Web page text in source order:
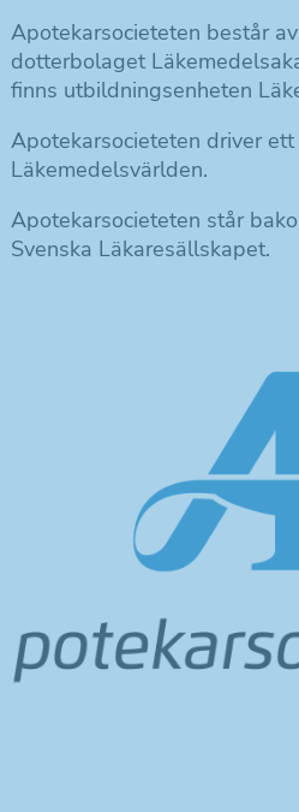
Apotekarsocieteten består
dotterbolaget
finns utbildningsenheten
Apotekarsocieteten driver
Läkemedelsvärlden.
Apotekarsocieteten står
Svenska Läkaresällskapet.